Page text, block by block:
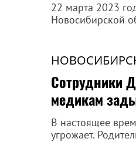
22 марта 2023
Новосибирской
Сотрудники
медикам
В настоящее
угрожает.